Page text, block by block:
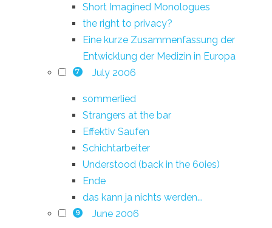
Short Imagined Monologues
the right to privacy?
Eine kurze Zusammenfassung der
Entwicklung der Medizin in Europa
7 July 2006
sommerlied
Strangers at the bar
Effektiv Saufen
Schichtarbeiter
Understood (back in the 60ies)
Ende
das kann ja nichts werden...
9 June 2006